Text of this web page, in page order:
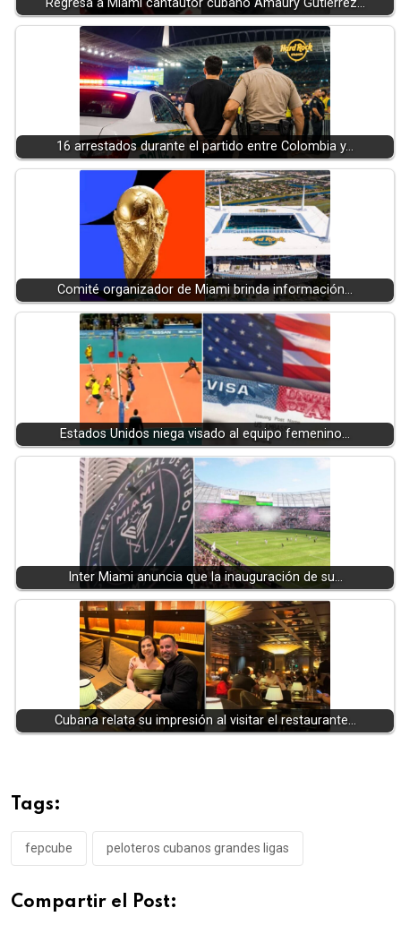
16 arrestados durante el partido entre Colombia y…
Comité organizador de Miami brinda información…
Estados Unidos niega visado al equipo femenino…
Inter Miami anuncia que la inauguración de su…
Cubana relata su impresión al visitar el restaurante…
Tags:
fepcube peloteros cubanos grandes ligas
Compartir el Post: